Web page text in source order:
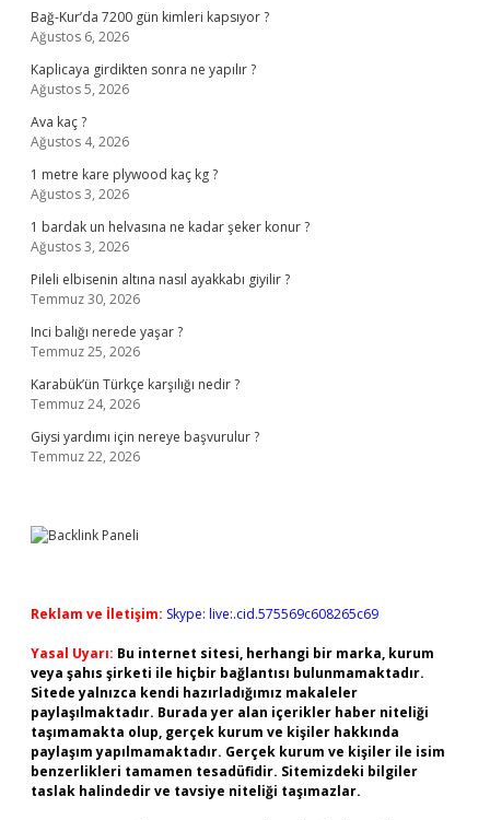
Bağ-Kur’da 7200 gün kimleri kapsıyor ?
Ağustos 6, 2026
Kaplicaya girdikten sonra ne yapılır ?
Ağustos 5, 2026
Ava kaç ?
Ağustos 4, 2026
1 metre kare plywood kaç kg ?
Ağustos 3, 2026
1 bardak un helvasına ne kadar şeker konur ?
Ağustos 3, 2026
Pileli elbisenin altına nasıl ayakkabı giyilir ?
Temmuz 30, 2026
Inci balığı nerede yaşar ?
Temmuz 25, 2026
Karabük’ün Türkçe karşılığı nedir ?
Temmuz 24, 2026
Giysi yardımı için nereye başvurulur ?
Temmuz 22, 2026
Reklam ve İletişim: Skype: live:.cid.575569c608265c69
Yasal Uyarı: Bu internet sitesi, herhangi bir marka, kurum
veya şahıs şirketi ile hiçbir bağlantısı bulunmamaktadır.
Sitede yalnızca kendi hazırladığımız makaleler
paylaşılmaktadır. Burada yer alan içerikler haber niteliği
taşımamakta olup, gerçek kurum ve kişiler hakkında
paylaşım yapılmamaktadır. Gerçek kurum ve kişiler ile isim
benzerlikleri tamamen tesadüfidir. Sitemizdeki bilgiler
taslak halindedir ve tavsiye niteliği taşımazlar.